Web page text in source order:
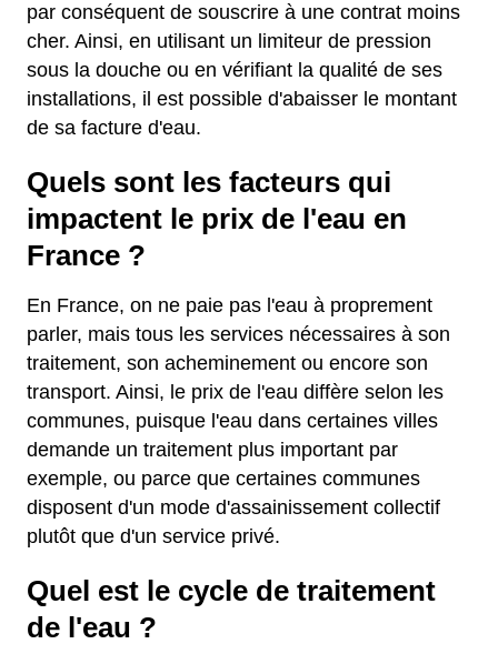
par conséquent de souscrire à une contrat moins
cher. Ainsi, en utilisant un limiteur de pression
sous la douche ou en vérifiant la qualité de ses
installations, il est possible d'abaisser le montant
de sa facture d'eau.
Quels sont les facteurs qui
impactent le prix de l'eau en
France ?
En France, on ne paie pas l'eau à proprement
parler, mais tous les services nécessaires à son
traitement, son acheminement ou encore son
transport. Ainsi, le prix de l'eau diffère selon les
communes, puisque l'eau dans certaines villes
demande un traitement plus important par
exemple, ou parce que certaines communes
disposent d'un mode d'assainissement collectif
plutôt que d'un service privé.
Quel est le cycle de traitement
de l'eau ?